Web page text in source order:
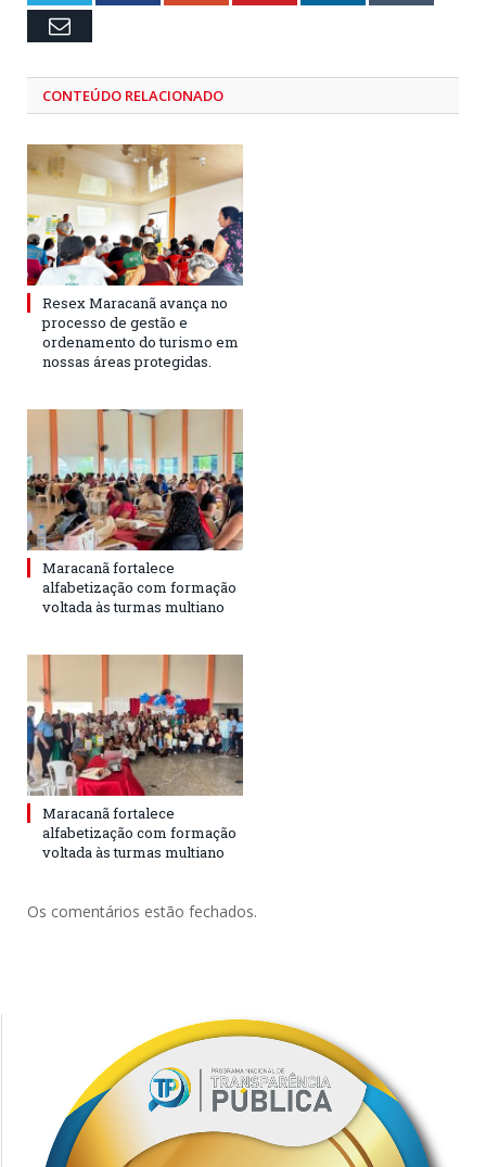
Email
CONTEÚDO RELACIONADO
Resex Maracanã avança no
processo de gestão e
ordenamento do turismo em
nossas áreas protegidas.
Maracanã fortalece
alfabetização com formação
voltada às turmas multiano
Maracanã fortalece
alfabetização com formação
voltada às turmas multiano
Os comentários estão fechados.